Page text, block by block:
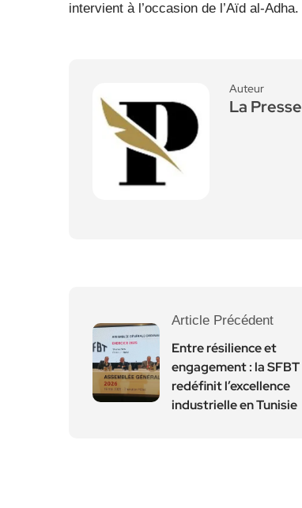
intervient à l’occasion de l’Aïd al-Adha.
Auteur
La Presse
Article Précédent
Entre résilience et
engagement : la SFBT
redéfinit l’excellence
industrielle en Tunisie